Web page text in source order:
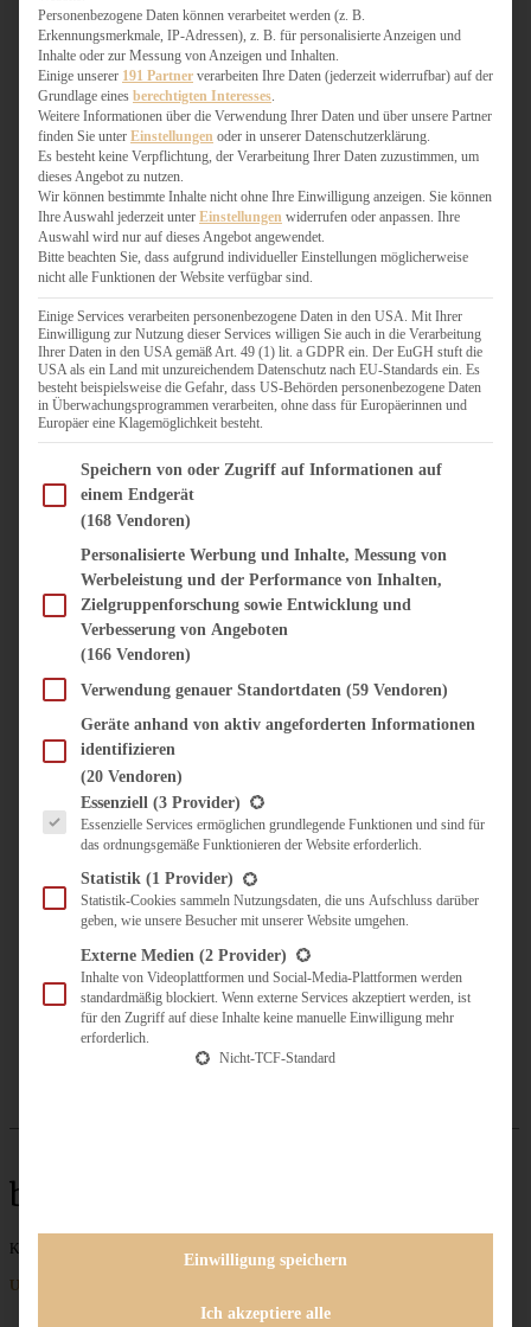
TÖRTCHEN
VEGAN SÜSS
WEIHNACHTSBÄCKEREI
HERZHAFT
BURGER & SANDWICHES
FIX AUF DEM TISCH
FLEISCH & FISCH
GRILLEN / BARBECUE
HERZHAFTES BACKEN
ONE-POT-GERICHTE
PASTA & NUDELGERICHTE
PIZZA, TARTES & QUICHES
REIS & RISOTTO
SALATE & SNACKS
SUPPENKASPEREIEN
VORSPEISEN
SÜSS & HERZHAFT
BROTAUFSTRICH
DIPS, SAUCEN, CHUTNEYS
KÜCHENGESCHENKE
UNTERWEGS
KULINARISCH UNTERWEGS
ÜBER MICH
ZUSAMMENARBEIT
bester Apfelkuchen
Keine Beiträge gefunden
Unternehmen
Personenbezogene Daten können verarbeitet werden (z. B.
Erkennungsmerkmale, IP-Adressen), z. B. für personalisierte Anzeigen und
Inhalte oder zur Messung von Anzeigen und Inhalten.
Einige unserer 191 Partner verarbeiten Ihre Daten (jederzeit widerrufbar) auf der
Grundlage eines berechtigten Interesses
Weitere Informationen über die Verwendung Ihrer Daten und über unsere Partner
finden Sie unter Einstellungen oder in unserer Datenschutzerklärung.
Es besteht keine Verpflichtung, der Verarbeitung Ihrer Daten zuzustimmen, um
dieses Angebot zu nutzen.
Wir können bestimmte Inhalte nicht ohne Ihre Einwilligung anzeigen. Sie können
Ihre Auswahl jederzeit unter Einstellungen widerrufen oder anpassen. Ihre
Auswahl wird nur auf dieses Angebot angewendet.
Bitte beachten Sie, dass aufgrund individueller Einstellungen möglicherweise
nicht alle Funktionen der Website verfügbar sind.
Einige Services verarbeiten personenbezogene Daten in den USA. Mit Ihrer
Einwilligung zur Nutzung dieser Services willigen Sie auch in die Verarbeitung
Ihrer Daten in den USA gemäß Art. 49 (1) lit. a GDPR ein. Der EuGH stuft die
USA als ein Land mit unzureichendem Datenschutz nach EU-Standards ein. Es
besteht beispielsweise die Gefahr, dass US-Behörden personenbezogene Daten
in Überwachungsprogrammen verarbeiten, ohne dass für Europäerinnen und
Europäer eine Klagemöglichkeit besteht.
Im Folgenden finden Sie eine Liste der Zwecke des IAB Transparency and Consent
Speichern von oder Zugriff auf Informationen auf
einem Endgerät
(168 Vendoren)
Personalisierte Werbung und Inhalte, Messung von
Werbeleistung und der Performance von Inhalten,
Zielgruppenforschung sowie Entwicklung und
Verbesserung von Angeboten
(166 Vendoren)
Verwendung genauer Standortdaten (59 Vendoren)
Geräte anhand von aktiv angeforderten Informationen
identifizieren
(20 Vendoren)
Es folgt eine Liste der Service-Gruppen, für die eine Einwilligung erteilt werden
Essenziell (3 Provider)
Essenzielle Services ermöglichen grundlegende Funktionen und sind für
das ordnungsgemäße Funktionieren der Website erforderlich.
Statistik (1 Provider)
Statistik-Cookies sammeln Nutzungsdaten, die uns Aufschluss darüber
geben, wie unsere Besucher mit unserer Website umgehen.
Externe Medien (2 Provider)
Inhalte von Videoplattformen und Social-Media-Plattformen werden
standardmäßig blockiert. Wenn externe Services akzeptiert werden, ist
für den Zugriff auf diese Inhalte keine manuelle Einwilligung mehr
erforderlich.
Nicht-TCF-Standard
Einwilligung speichern
Ich akzeptiere alle